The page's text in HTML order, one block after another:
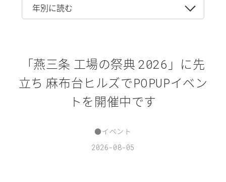
「燕三条 工場の祭典2026 」に先
立ち 麻布台ヒルズでPOPUPイベン
トを開催中です
●イベント
2026-08-05